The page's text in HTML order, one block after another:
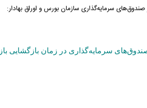
سرمایه‌گذاری سازمان بورس و اوراق بهادار:
سرمایه‌گذاری در زمان بازگشایی